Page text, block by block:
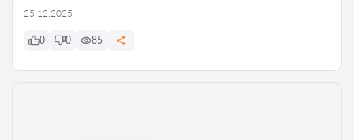
25.12.2025
0 0 85